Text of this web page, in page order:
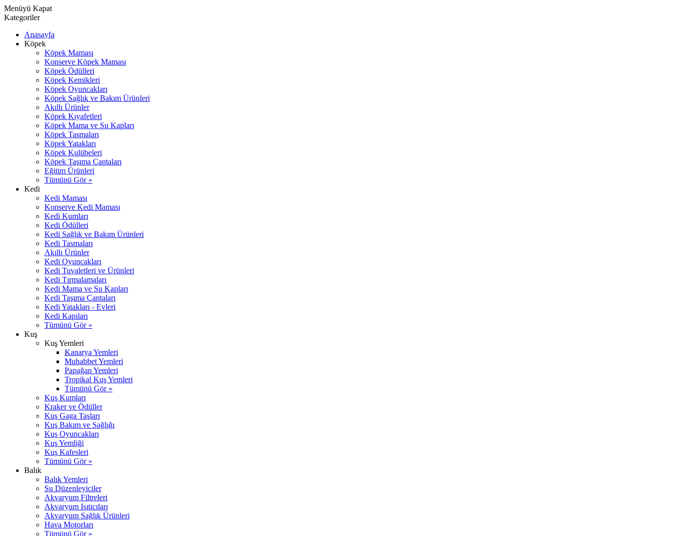
Menüyü Kapat
Kategoriler
Anasayfa
Köpek
Köpek Maması
Konserve Köpek Maması
Köpek Ödülleri
Köpek Kemikleri
Köpek Oyuncakları
Köpek Sağlık ve Bakım Ürünleri
Akıllı Ürünler
Köpek Kıyafetleri
Köpek Mama ve Su Kapları
Köpek Tasmaları
Köpek Yatakları
Köpek Kulübeleri
Köpek Taşıma Çantaları
Eğitim Ürünleri
Tümünü Gör »
Kedi
Kedi Maması
Konserve Kedi Maması
Kedi Kumları
Kedi Ödülleri
Kedi Sağlık ve Bakım Ürünleri
Kedi Tasmaları
Akıllı Ürünler
Kedi Oyuncakları
Kedi Tuvaletleri ve Ürünleri
Kedi Tırmalamaları
Kedi Mama ve Su Kapları
Kedi Taşıma Çantaları
Kedi Yatakları - Evleri
Kedi Kapıları
Tümünü Gör »
Kuş
Kuş Yemleri
Kanarya Yemleri
Muhabbet Yemleri
Papağan Yemleri
Tropikal Kuş Yemleri
Tümünü Gör »
Kuş Kumları
Kraker ve Ödüller
Kuş Gaga Taşları
Kuş Bakım ve Sağlığı
Kuş Oyuncakları
Kuş Yemliği
Kuş Kafesleri
Tümünü Gör »
Balık
Balık Yemleri
Su Düzenleyiciler
Akvaryum Filtreleri
Akvaryum Isıtıcıları
Akvaryum Sağlık Ürünleri
Hava Motorları
Tümünü Gör »